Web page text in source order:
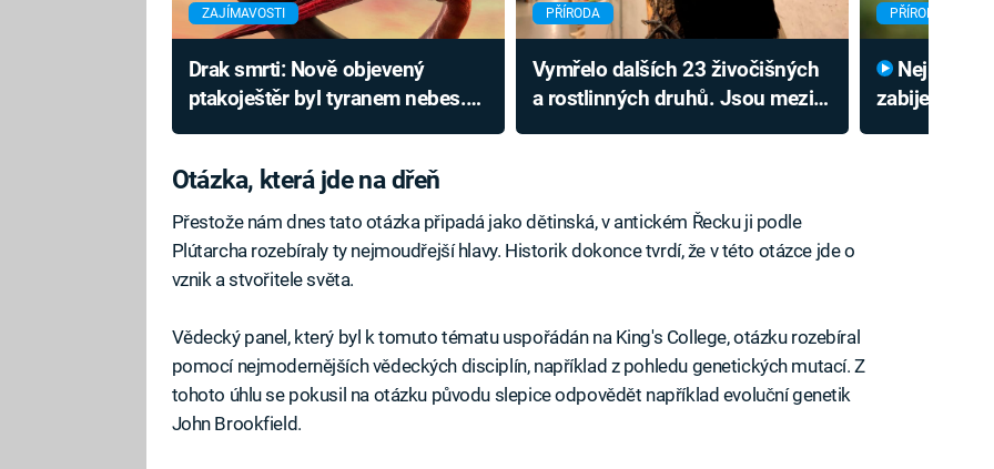
ZAJÍMAVOSTI
Drak smrti: Nově objevený
ptakoještěr byl tyranem nebes.
PŘÍRODA
Vymřelo dalších 23 živočišných
a rostlinných druhů. Jsou mezi
PŘÍRODA
Nejnebezpečnější pták světa
zabije i
Otázka, která jde na dřeň
Přestože nám dnes tato otázka připadá jako dětinská, v antickém Řecku ji podle
Plútarcha rozebíraly ty nejmoudřejší hlavy. Historik dokonce tvrdí, že v této otázce jde o
vznik a stvořitele světa.
Vědecký panel, který byl k tomuto tématu uspořádán na King's College, otázku rozebíral
pomocí nejmodernějších vědeckých disciplín, například z pohledu genetických mutací. Z
tohoto úhlu se pokusil na otázku původu slepice odpovědět například evoluční genetik
John Brookfield.